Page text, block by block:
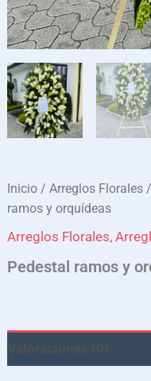
Inicio /Arreglos Florales
ramos y orquídeas
Arreglos Florales,
Pedestal ramos y
Valoraciones (0)